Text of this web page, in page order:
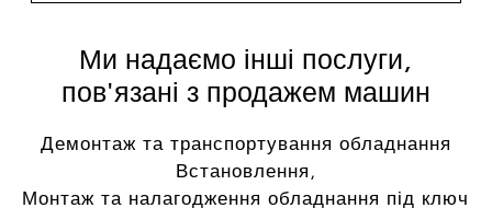
Ми надаємо інші послуги,
пов'язані з продажем машин
Демонтаж та транспортування обладнання
Встановлення,
Монтаж та налагодження обладнання під ключ